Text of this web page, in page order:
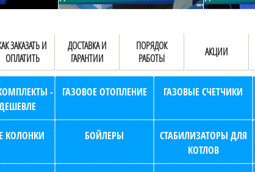
ЗАКАЗАТЬ И
ОПЛАТИТЬ
ДОСТАВКА И
ГАРАНТИИ
ПОРЯДОК
РАБОТЫ
АКЦИИ
-
ГАЗОВОЕ ОТОПЛЕНИЕ ГАЗОВЫЕ СЧЕТЧИКИ
КОЛОНКИ БОЙЛЕРЫ
СТАБИЛИЗАТОРЫ ДЛЯ
КОТЛОВ